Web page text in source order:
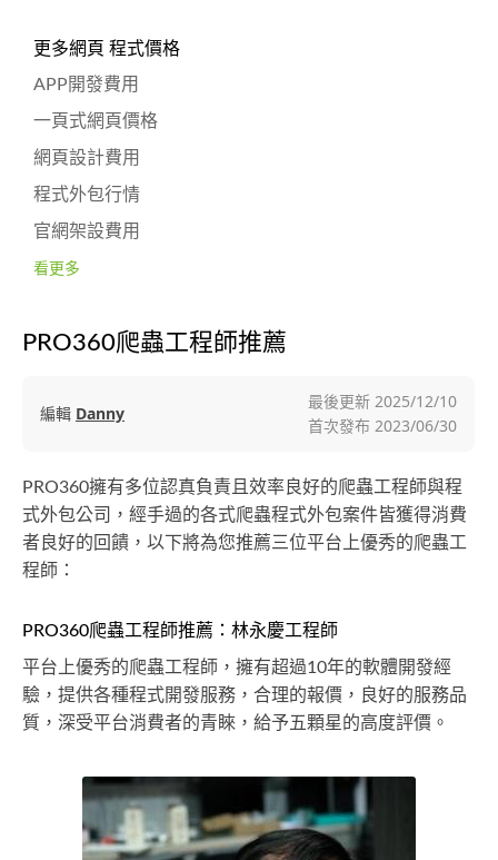
更多網頁 程式價格
APP開發費用
一頁式網頁價格
網頁設計費用
程式外包行情
官網架設費用
看更多
PRO360爬蟲工程師推薦
編輯 Danny
最後更新 2025/12/10
首次發布 2023/06/30
PRO360擁有多位認真負責且效率良好的爬蟲工程師與程
式外包公司，經手過的各式爬蟲程式外包案件皆獲得消費
者良好的回饋，以下將為您推薦三位平台上優秀的爬蟲工
程師：
PRO360爬蟲工程師推薦：林永慶工程師
平台上優秀的爬蟲工程師，擁有超過10年的軟體開發經
驗，提供各種程式開發服務，合理的報價，良好的服務品
質，深受平台消費者的青睞，給予五顆星的高度評價。